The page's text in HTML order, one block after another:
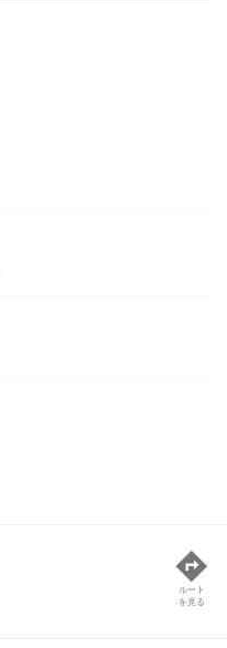
ルート
を見る